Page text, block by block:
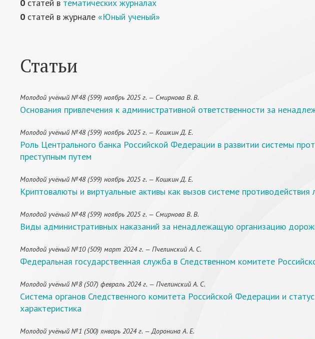
0 статей в тематических журналах
0 статей в журнале «Юный ученый»
Статьи
Молодой учёный №48 (599) ноябрь 2025 г. — Смирнова В. В.
Основания привлечения к административной ответственности за
Молодой учёный №48 (599) ноябрь 2025 г. — Кошкин Д. Е.
Роль Центрального банка Российской Федерации в развитии системы
преступным путем
Молодой учёный №48 (599) ноябрь 2025 г. — Кошкин Д. Е.
Криптовалюты и виртуальные активы как вызов системе
Молодой учёный №48 (599) ноябрь 2025 г. — Смирнова В. В.
Виды административных наказаний за ненадлежащую организацию
Молодой учёный №10 (509) март 2024 г. — Пчелинский А. С.
Федеральная государственная служба в Следственном комитете
Молодой учёный №8 (507) февраль 2024 г. — Пчелинский А. С.
Система органов Следственного комитета Российской Федерации и
характеристика
Молодой учёный №1 (500) январь 2024 г. — Доронина А. Е.